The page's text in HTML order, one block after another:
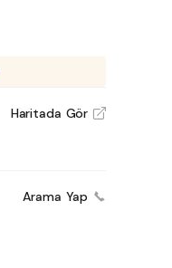
Haritada Gör V
Arama Yap